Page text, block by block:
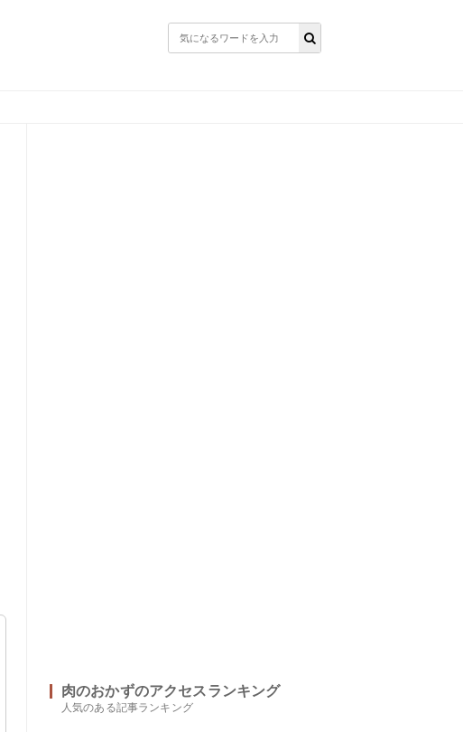
肉のおかずのアクセスランキング
人気のある記事ランキング